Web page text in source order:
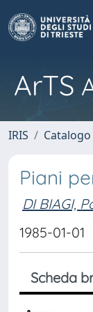
ArTS
IRIS
Piani
DI BIAGI,
1985-01-01
Scheda